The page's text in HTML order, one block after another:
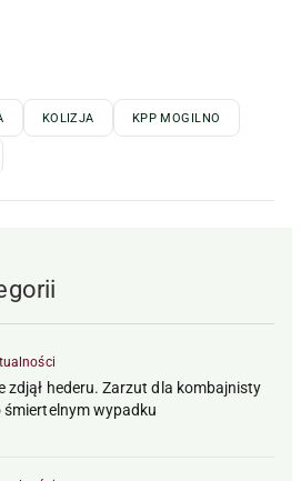
KOLIZJA KPP MOGILNO
zdjął hederu. Zarzut dla kombajnisty
śmiertelnym wypadku